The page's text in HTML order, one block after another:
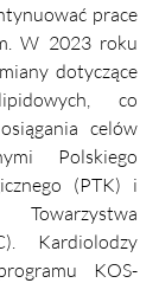
prace
W 2023 roku
dotyczące
co
celów
Polskiego
(PTK) i
Kardiolodzy
KOS-